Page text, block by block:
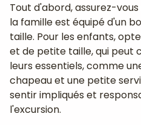
Tout d'abord, assurez-
la famille est équipé d'un
taille. Pour les enfants,
et de petite taille, qui peut
leurs essentiels, comme
chapeau et une petite
sentir impliqués et
l'excursion.